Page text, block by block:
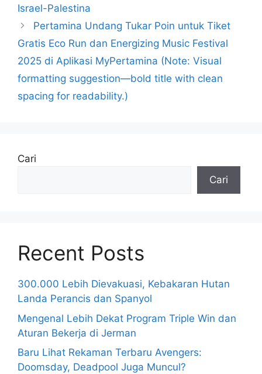
Israel-Palestina
Pertamina Undang Tukar Poin untuk Tiket
Gratis Eco Run dan Energizing Music Festival
2025 di Aplikasi MyPertamina (Note: Visual
formatting suggestion—bold title with clean
spacing for readability.)
Cari
Cari
Recent Posts
300.000 Lebih Dievakuasi, Kebakaran Hutan
Landa Perancis dan Spanyol
Mengenal Lebih Dekat Program Triple Win dan
Aturan Bekerja di Jerman
Baru Lihat Rekaman Terbaru Avengers:
Doomsday, Deadpool Juga Muncul?